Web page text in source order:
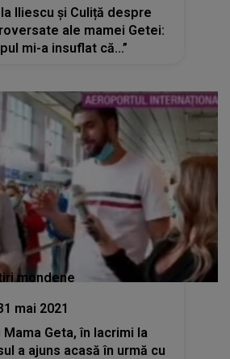
Iliescu și Culiță despre
ale mamei Getei:
mi-a insuflat că...”
mondene
mai 2021
Geta, în lacrimi la
a ajuns acasă în urmă cu